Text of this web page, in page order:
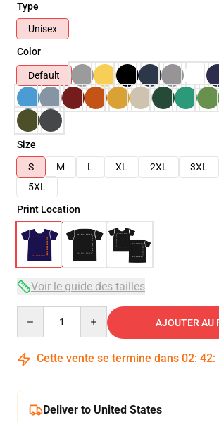
Type
Unisex
Color
Default
Size
S
M L XL 2XL 3XL
5XL
Print Location
Voir le guide des tailles
AJOUTER AU
Cette vente se termine dans 02: 42:
Deliver to United States